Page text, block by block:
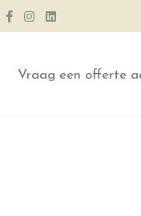
Vraag een offerte